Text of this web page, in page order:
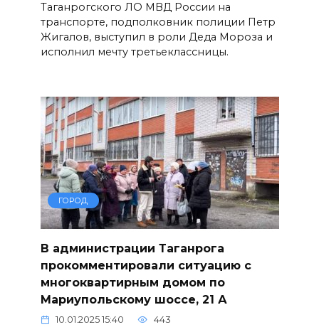
Таганрогского ЛО МВД России на
транспорте, подполковник полиции Петр
Жигалов, выступил в роли Деда Мороза и
исполнил мечту третьеклассницы.
ГОРОД
В администрации Таганрога
прокомментировали ситуацию с
многоквартирным домом по
Мариупольскому шоссе, 21 А
10.01.2025 15:40 443